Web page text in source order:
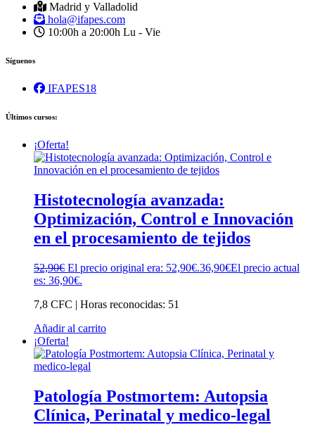
Madrid y Valladolid
hola@ifapes.com
10:00h a 20:00h Lu - Vie
Síguenos
IFAPES18
Últimos cursos:
¡Oferta!
Histotecnología avanzada:
Optimización, Control e Innovación
en el procesamiento de tejidos
52,90€ El precio original era: 52,90€.36,90€El precio actual
es: 36,90€.
7,8 CFC | Horas reconocidas: 51
Añadir al carrito
¡Oferta!
Patología Postmortem: Autopsia
Clínica, Perinatal y medico-legal